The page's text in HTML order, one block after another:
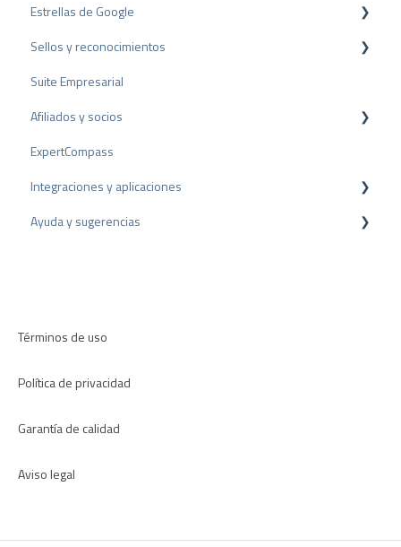
Estrellas de Google
Rich Snippet
Sellos y reconocimientos
Sello PRO
Sello de valoración
Premios
Suite Empresarial
Afiliados y socios
Programa de partners
Recomendación
ExpertCompass
Integraciones y aplicaciones
Plugins para CMS
Ayuda y sugerencias
Términos de uso
Política de privacidad
Garantía de calidad
Aviso legal